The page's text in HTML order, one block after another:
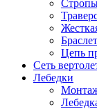
Стропы
Цепь
Сеть
Лебедки